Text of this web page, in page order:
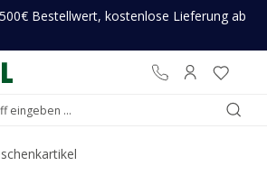
Bestellwert, kostenlose Lieferung ab